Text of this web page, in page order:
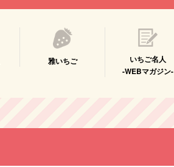
雅いちご
いちご名人
-WEBマガジン-